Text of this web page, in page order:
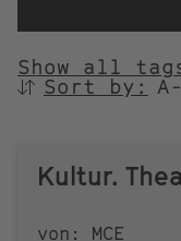
Show all
SORTIEREN
Sort by:
Kultur.
von: MCE